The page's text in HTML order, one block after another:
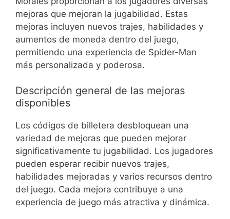
mejoras que mejoran la jugabilidad. Estas
mejoras incluyen nuevos trajes, habilidades y
aumentos de moneda dentro del juego,
permitiendo una experiencia de Spider-Man
más personalizada y poderosa.
Descripción general de las mejoras
disponibles
Los códigos de billetera desbloquean una
variedad de mejoras que pueden mejorar
significativamente tu jugabilidad. Los jugadores
pueden esperar recibir nuevos trajes,
habilidades mejoradas y varios recursos dentro
del juego. Cada mejora contribuye a una
experiencia de juego más atractiva y dinámica.